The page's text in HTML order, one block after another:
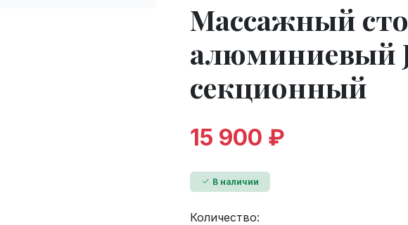
Массажный
алюминиевый
секционный
15 900 ₽
В наличии
Количество: